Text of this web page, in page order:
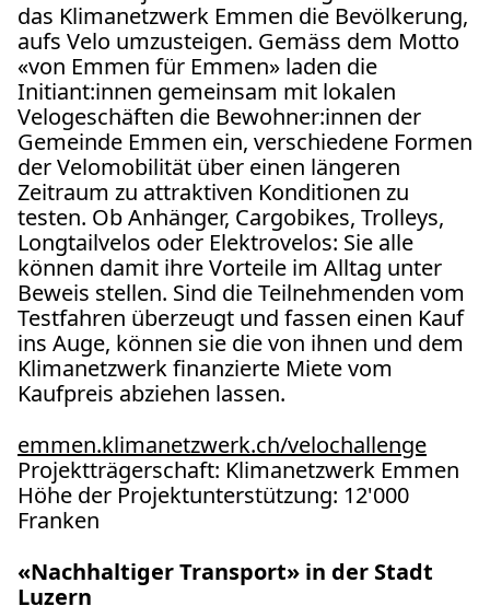
das Klimanetzwerk Emmen die Bevölkerung,
aufs Velo umzusteigen. Gemäss dem Motto
«von Emmen für Emmen» laden die
Initiant:innen gemeinsam mit lokalen
Velogeschäften die Bewohner:innen der
Gemeinde Emmen ein, verschiedene Formen
der Velomobilität über einen längeren
Zeitraum zu attraktiven Konditionen zu
testen. Ob Anhänger, Cargobikes, Trolleys,
Longtailvelos oder Elektrovelos: Sie alle
können damit ihre Vorteile im Alltag unter
Beweis stellen. Sind die Teilnehmenden vom
Testfahren überzeugt und fassen einen Kauf
ins Auge, können sie die von ihnen und dem
Klimanetzwerk finanzierte Miete vom
Kaufpreis abziehen lassen.
emmen.klimanetzwerk.ch/velochallenge
Projektträgerschaft: Klimanetzwerk Emmen
Höhe der Projektunterstützung: 12'000
Franken
«Nachhaltiger Transport» in der Stadt
Luzern